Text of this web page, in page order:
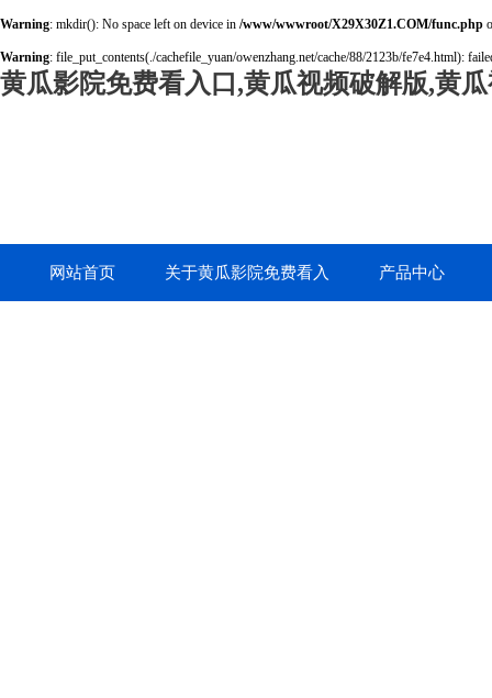
Warning: mkdir(): No space left on device in /www/wwwroot/X29X30Z1.COM/func.php
Warning: file_put_contents(./cachefile_yuan/owenzhang.net/cache/88/2123b/fe7e4.html):
黄瓜影院免费看入口,黄瓜视频破解版,黄
网站首页 关于黄瓜影院免费看入 产品中心